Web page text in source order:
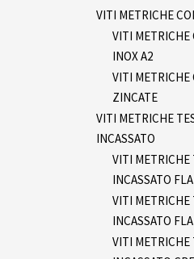
VITI METRICHE
VITI METRICHE
INOX A2
VITI METRICHE
ZINCATE
VITI METRICHE
INCASSATO
VITI METRICHE
INCASSATO
VITI METRICHE
INCASSATO
VITI METRICHE